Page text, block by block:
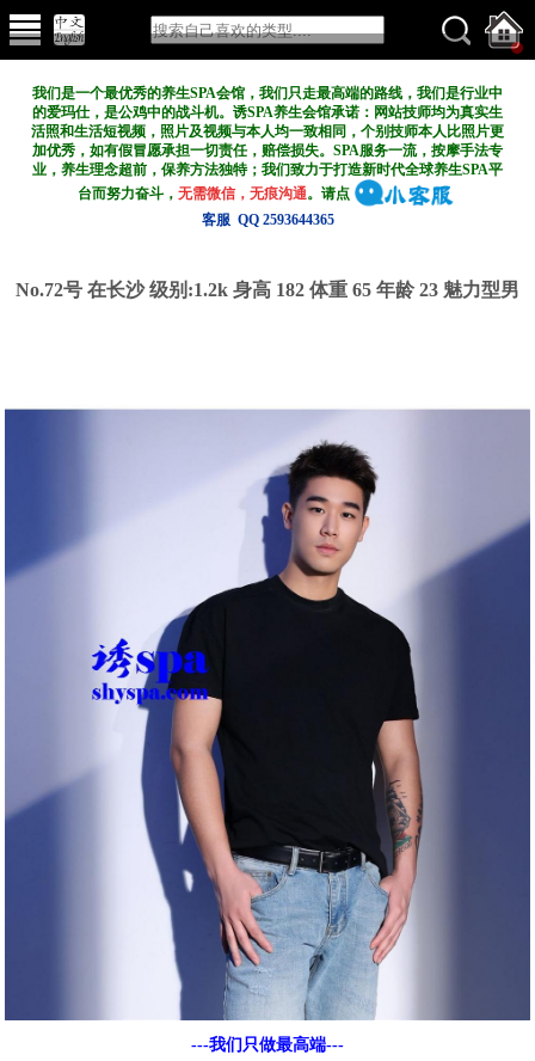
我们是一个最优秀的养生SPA会馆，我们只走最高端的路线，我们是行业中
的爱玛仕，是公鸡中的战斗机。诱SPA养生会馆承诺：网站技师均为真实生
活照和生活短视频，照片及视频与本人均一致相同，个别技师本人比照片更
加优秀，如有假冒愿承担一切责任，赔偿损失。SPA服务一流，按摩手法专
业，养生理念超前，保养方法独特；我们致力于打造新时代全球养生SPA平
台而努力奋斗，无需微信，无痕沟通。请点
客服 QQ 2593644365
No.72号 在长沙级别:1.2k 身高 182 体重 65 年龄 23 魅力型男
---我们只做最高端---